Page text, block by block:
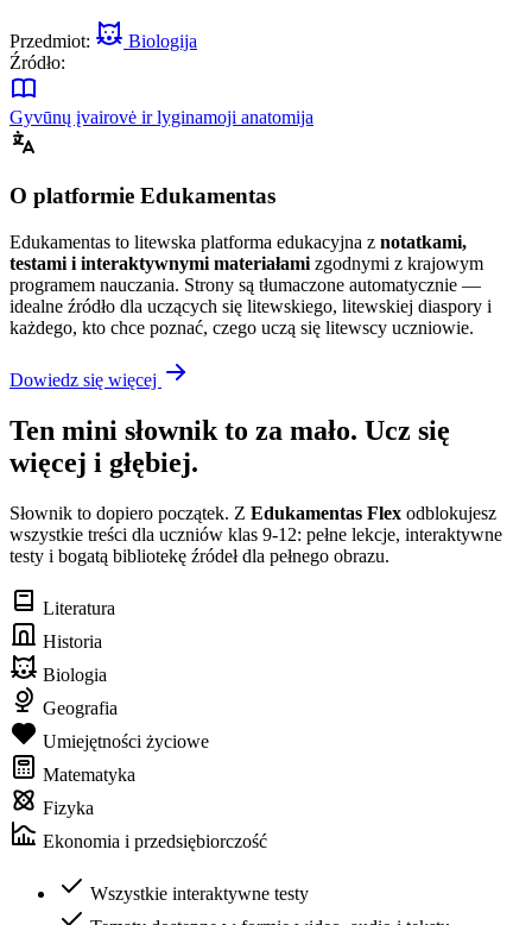
Przedmiot:
Biologija
Źródło:
Gyvūnų įvairovė ir lyginamoji anatomija
O platformie Edukamentas
Edukamentas to litewska platforma edukacyjna z notatkami,
testami i interaktywnymi materiałami zgodnymi z krajowym
programem nauczania. Strony są tłumaczone automatycznie —
idealne źródło dla uczących się litewskiego, litewskiej diaspory i
każdego, kto chce poznać, czego uczą się litewscy uczniowie.
Dowiedz się więcej
Ten mini słownik to za mało. Ucz się
więcej i głębiej.
Słownik to dopiero początek. Z Edukamentas Flex odblokujesz
wszystkie treści dla uczniów klas 9-12: pełne lekcje, interaktywne
testy i bogatą bibliotekę źródeł dla pełnego obrazu.
Literatura
Historia
Biologia
Geografia
Umiejętności życiowe
Matematyka
Fizyka
Ekonomia i przedsiębiorczość
Wszystkie interaktywne testy